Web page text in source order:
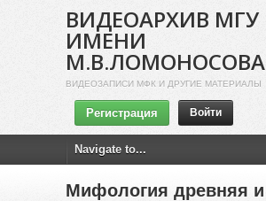
ВИДЕОАРХИВ МГУ
ИМЕНИ
М.В.ЛОМОНОСОВА
ВИДЕОЗАПИСИ МФК И ДРУГИЕ МАТЕРИАЛЫ
Регистрация Войти
Мифология древняя и